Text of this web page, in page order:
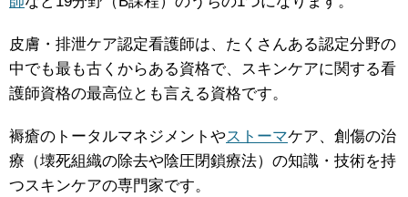
皮膚・排泄ケア認定看護師は、たくさんある認定分野の
中でも最も古くからある資格で、スキンケアに関する看
護師資格の最高位とも言える資格です。
褥瘡のトータルマネジメントやストーマケア、創傷の治
療（壊死組織の除去や陰圧閉鎖療法）の知識・技術を持
つスキンケアの専門家です。